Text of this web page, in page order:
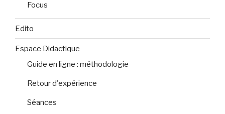
Focus
Edito
Espace Didactique
Guide en ligne : méthodologie
Retour d'expérience
Séances